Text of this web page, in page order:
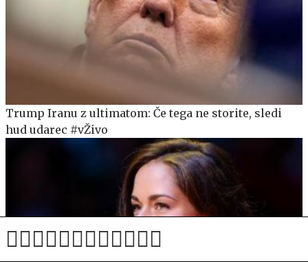
Trump Iranu z ultimatom: Če tega ne storite, sledi
hud udarec #vŽivo